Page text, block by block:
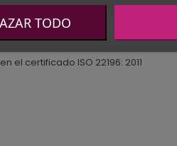
que el color permanezca
gustos.
el certificado ISO 22196: 2011
TODO